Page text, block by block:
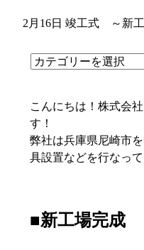
2月16日 竣工式 ～新
こんにちは！株式会
す！
弊社は兵庫県尼崎市
具設置などを行なって
■新工場完成